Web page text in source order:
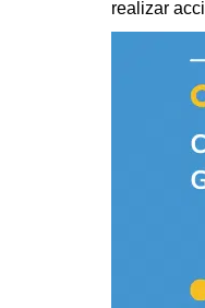
realizar